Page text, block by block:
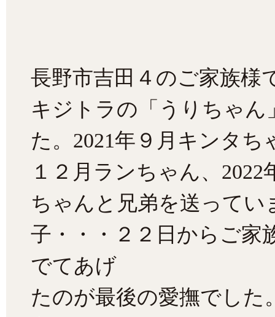
長野市吉田４のご家族様
キジトラの「うりちゃ
た。2021年９月キンタち
１２月ランちゃん、
ちゃんと兄弟を送って
子・・・２２日からご家
でてあげ
たのが最後の愛撫でした